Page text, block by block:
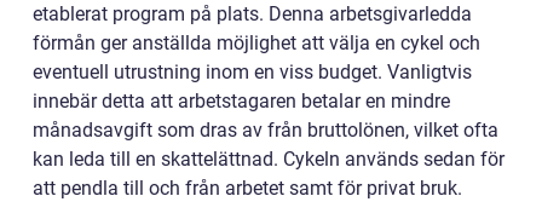
etablerat program på plats. Denna arbetsgivarledda
förmån ger anställda möjlighet att välja en cykel och
eventuell utrustning inom en viss budget. Vanligtvis
innebär detta att arbetstagaren betalar en mindre
månadsavgift som dras av från bruttolönen, vilket ofta
kan leda till en skattelättnad. Cykeln används sedan för
att pendla till och från arbetet samt för privat bruk.